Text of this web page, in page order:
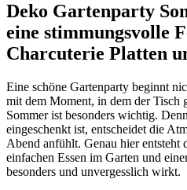
Deko Gartenparty
eine stimmungsvolle
Charcuterie Platten
Eine schöne Gartenparty beginnt
mit dem Moment, in dem der Tisch
Sommer ist besonders wichtig.
eingeschenkt ist, entscheidet die
Abend anfühlt. Genau hier entsteht
einfachen Essen im Garten und
besonders und unvergesslich wirkt.